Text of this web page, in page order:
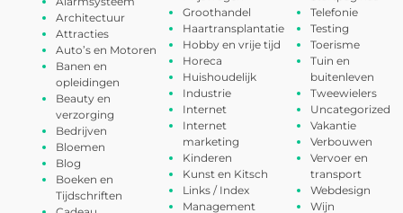
Architectuur
Attracties
Auto’s en Motoren
Banen en
opleidingen
Beauty en
verzorging
Bedrijven
Bloemen
Blog
Boeken en
Tijdschriften
Groothandel
Haartransplantatie
Hobby en vrije tijd
Horeca
Huishoudelijk
Industrie
Internet
Internet
marketing
Kinderen
Kunst en Kitsch
Links / Index
Management
Telefonie
Testing
Toerisme
Tuin en
buitenleven
Tweewielers
Uncategorized
Vakantie
Verbouwen
Vervoer en
transport
Webdesign
Wijn